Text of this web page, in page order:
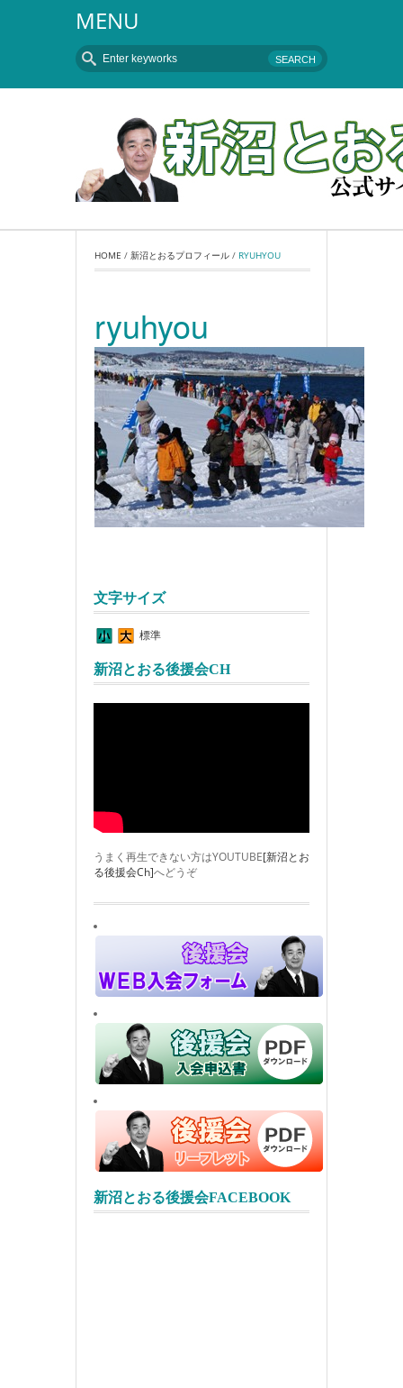
MENU
HOME / 新沼とおるプロフィール / RYUHYOU
ryuhyou
文字サイズ
標準
新沼とおる後援会CH
うまく再生できない方はYOUTUBE[新沼とお
る後援会Ch]へどうぞ
新沼とおる後援会FACEBOOK